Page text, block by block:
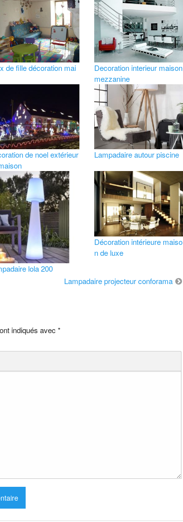
de fille décoration mai
Decoration interieur maison
mezzanine
de noel extérieur
Lampadaire autour piscine
lola 200
Décoration intérieure maiso
n de luxe
Lampadaire projecteur conforama
indiqués avec *